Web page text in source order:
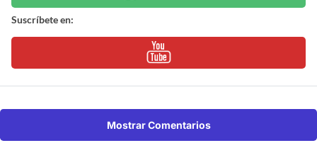
Suscríbete en:
Mostrar Comentarios